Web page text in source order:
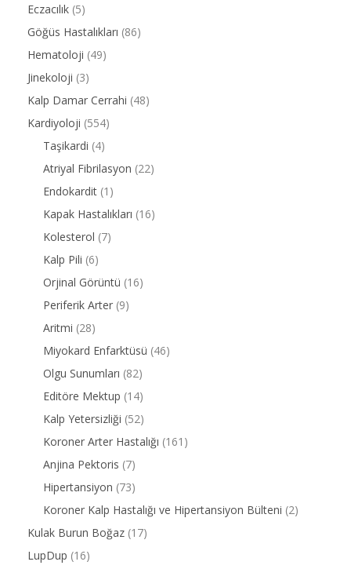
Eczacılık (5)
Göğüs Hastalıkları (86)
Hematoloji (49)
Jinekoloji (3)
Kalp Damar Cerrahi (48)
Kardiyoloji (554)
Taşikardi (4)
Atriyal Fibrilasyon (22)
Endokardit (1)
Kapak Hastalıkları (16)
Kolesterol (7)
Kalp Pili (6)
Orjinal Görüntü (16)
Periferik Arter (9)
Aritmi (28)
Miyokard Enfarktüsü (46)
Olgu Sunumları (82)
Editöre Mektup (14)
Kalp Yetersizliği (52)
Koroner Arter Hastalığı (161)
Anjina Pektoris (7)
Hipertansiyon (73)
Koroner Kalp Hastalığı ve Hipertansiyon Bülteni (2)
Kulak Burun Boğaz (17)
LupDup (16)